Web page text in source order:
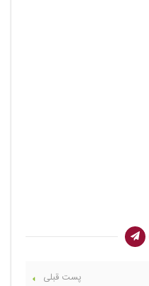
پست قبلی